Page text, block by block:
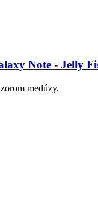
Note - Jelly
medúzy.